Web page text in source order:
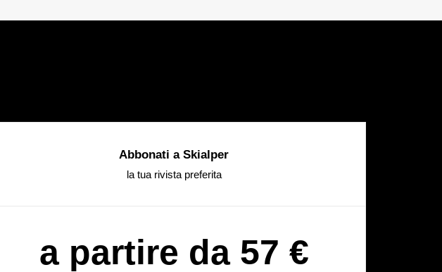
Abbonati a Skialper
la tua rivista preferita
a partire da 57 €